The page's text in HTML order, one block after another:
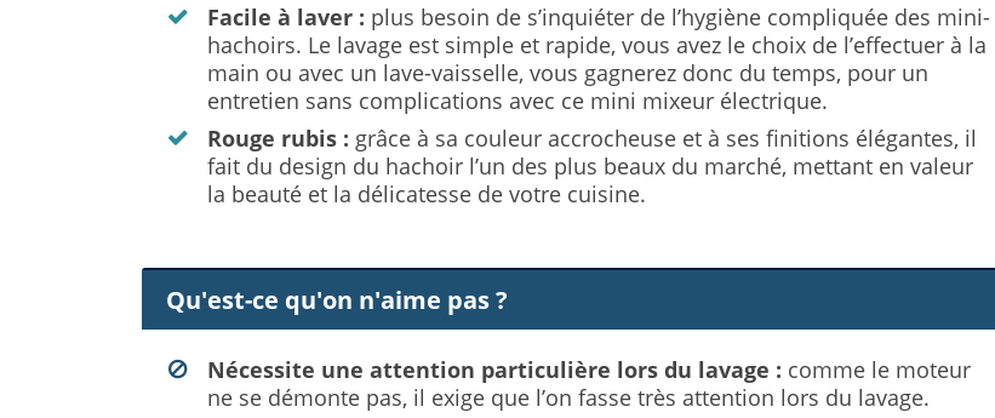
Facile à laver : plus besoin de s’inquiéter de l’hygiène compliquée des mini-
hachoirs. Le lavage est simple et rapide, vous avez le choix de l’effectuer à la
main ou avec un lave-vaisselle, vous gagnerez donc du temps, pour un
entretien sans complications avec ce mini mixeur électrique.
Rouge rubis : grâce à sa couleur accrocheuse et à ses finitions élégantes, il
fait du design du hachoir l’un des plus beaux du marché, mettant en valeur
la beauté et la délicatesse de votre cuisine.
Qu'est-ce qu'on n'aime pas ?
Nécessite une attention particulière lors du lavage : comme le moteur
ne se démonte pas, il exige que l’on fasse très attention lors du lavage.